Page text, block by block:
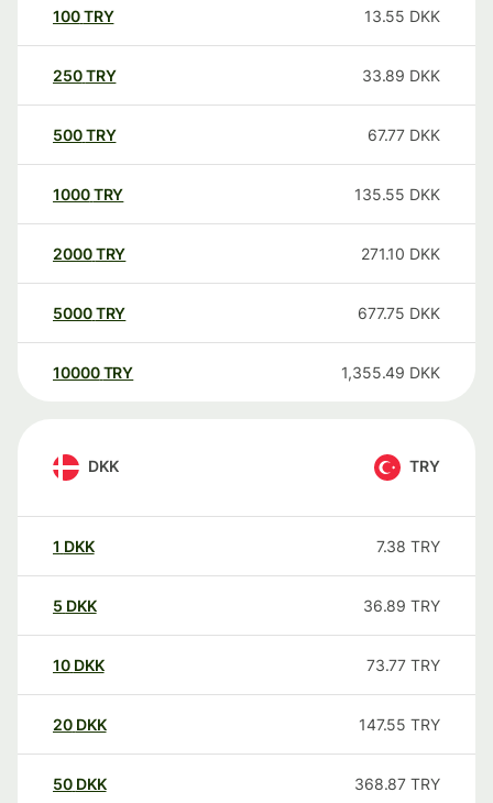
100TRY 13.55 DKK
250TRY 33.89 DKK
500TRY 67.77 DKK
1000TRY 135.55 DKK
2000TRY 271.10 DKK
5000TRY 677.75 DKK
10000 TRY 1,355.49 DKK
DKK TRY
1 DKK 7.38 TRY
5 DKK 36.89 TRY
10 DKK 73.77 TRY
20 DKK 147.55 TRY
50 DKK 368.87 TRY